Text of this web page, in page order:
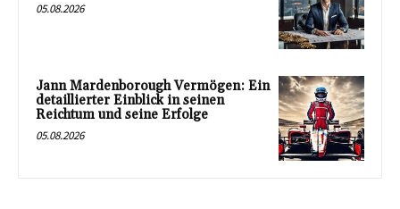
05.08.2026
Jann Mardenborough Vermögen: Ein
detaillierter Einblick in seinen
Reichtum und seine Erfolge
05.08.2026